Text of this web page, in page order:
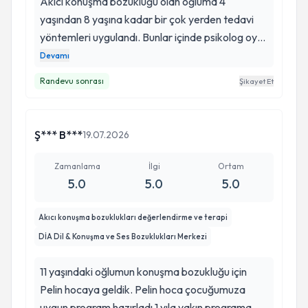
yaşından 8 yaşına kadar bir çok yerden tedavi
yöntemleri uygulandı. Bunlar içinde psikolog oyun
terapisti akıcı konuşma bozukluğu için terapi gibi
yöneteceğiz isteksiz olursa ilerleyemeyiz
demişti. Bu konuşması bende hayranlık uyandırdı.
maddi çıkarlar doğrultusunda çalışmalar yapmış
oldukları algısı oluşturdu. Çocuğum gitmek
gideceği günü bekledim ve geçen sene okullar
açılmak üzereyken oğlum beni Pelin hocaya
götür dedi. O dönemde artık günlük üç cümle bile
Devamı
Randevu sonrası Şikayet Et
Ş*** B***19.07.2026
Zamanlama
5.0
İlgi
5.0
Ortam
5.0
Akıcı konuşma bozuklukları değerlendirme ve terapi
DİA Dil & Konuşma ve Ses Bozuklukları Merkezi
11 yaşındaki oğlumun konuşma bozukluğu için
Pelin hocaya geldik. Pelin hoca çocuğumuza